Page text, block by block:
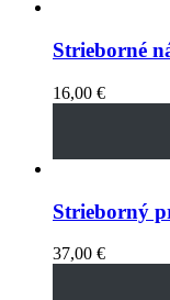
Strieborné
16,00 €
Strieborný
37,00 €